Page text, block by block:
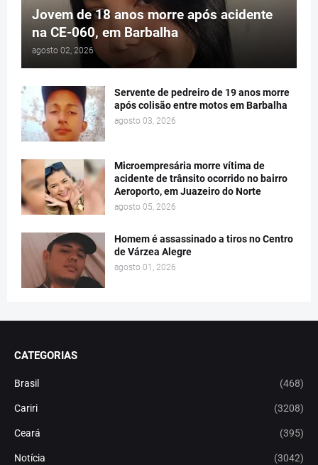
Jovem de 18 anos morre após acidente
na CE-060, em Barbalha
agosto 02, 2026
Servente de pedreiro de 19 anos morre
após colisão entre motos em Barbalha
agosto 03, 2026
Microempresária morre vítima de
acidente de trânsito ocorrido no bairro
Aeroporto, em Juazeiro do Norte
agosto 05, 2026
Homem é assassinado a tiros no Centro
de Várzea Alegre
agosto 01, 2026
CATEGORIAS
Brasil (468)
Cariri (3208)
Ceará (395)
Notícia (3042)